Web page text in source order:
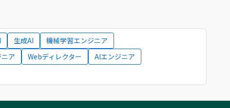
生成AI
機械学習エンジニア
ア Webディレクター
AIエンジニア